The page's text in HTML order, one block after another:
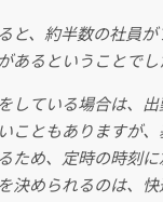
と、約半数の社員
あるということでし
している場合は、
こともありますが
ため、定時の時刻
決められるのは、